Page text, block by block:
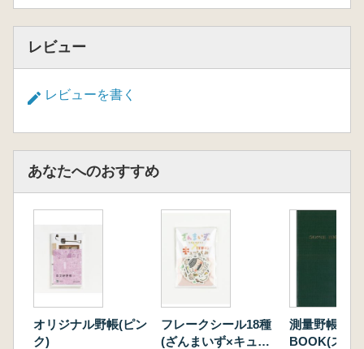
レビュー
レビューを書く
あなたへのおすすめ
オリジナル野帳(ピン
ク)
フレークシール18種
(ざんまいず×キュー
測量野帳
BOOK(スケ